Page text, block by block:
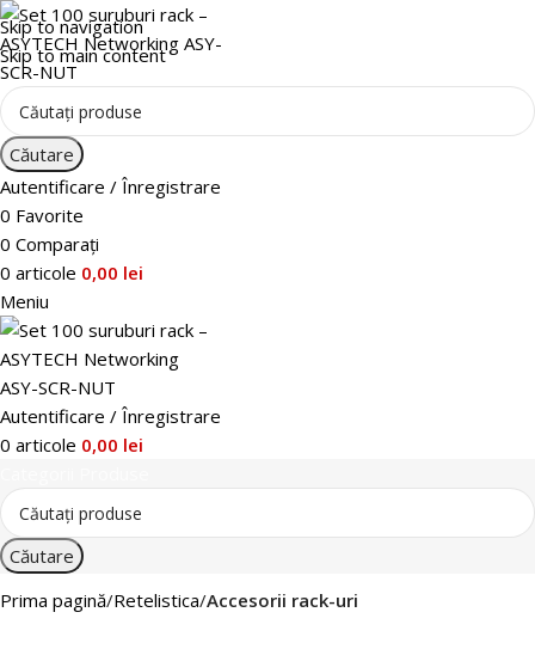
Skip to navigation
Skip to main content
Căutare
Autentificare / Înregistrare
0 Favorite
0 Comparați
0 articole 0,00 lei
Meniu
Autentificare / Înregistrare
0 articole 0,00 lei
Căutare
Prima pagină Retelistica Accesorii rack-uri